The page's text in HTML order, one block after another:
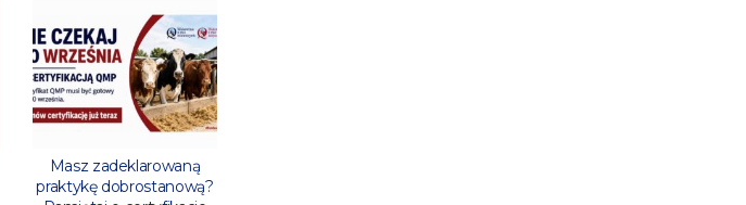
Masz zadeklarowaną
praktykę dobrostanową?